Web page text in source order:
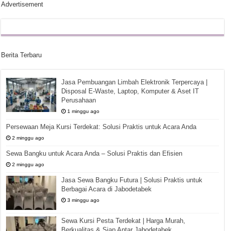
Advertisement
Berita Terbaru
Jasa Pembuangan Limbah Elektronik Terpercaya |
Disposal E-Waste, Laptop, Komputer & Aset IT
Perusahaan
1 minggu ago
Persewaan Meja Kursi Terdekat: Solusi Praktis untuk Acara Anda
2 minggu ago
Sewa Bangku untuk Acara Anda – Solusi Praktis dan Efisien
2 minggu ago
Jasa Sewa Bangku Futura | Solusi Praktis untuk
Berbagai Acara di Jabodetabek
3 minggu ago
Sewa Kursi Pesta Terdekat | Harga Murah,